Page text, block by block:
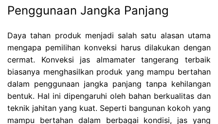
Penggunaan Jangka Panjang
Daya tahan produk menjadi salah satu alasan utama
mengapa pemilihan konveksi harus dilakukan dengan
cermat. Konveksi jas almamater tangerang terbaik
biasanya menghasilkan produk yang mampu bertahan
dalam penggunaan jangka panjang tanpa kehilangan
bentuk. Hal ini dipengaruhi oleh bahan berkualitas dan
teknik jahitan yang kuat. Seperti bangunan kokoh yang
mampu bertahan dalam berbagai kondisi, jas yang